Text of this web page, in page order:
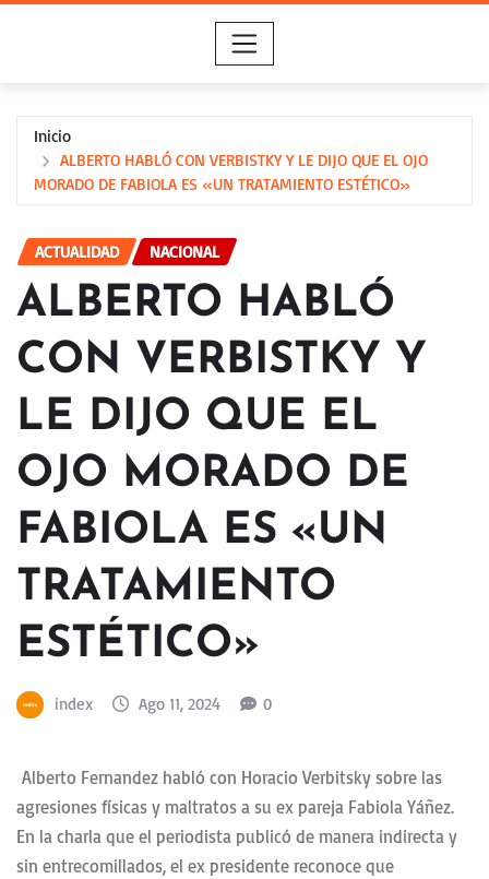
Inicio
ALBERTO HABLÓ CON VERBISTKY Y LE DIJO QUE EL OJO
MORADO DE FABIOLA ES «UN TRATAMIENTO ESTÉTICO»
ACTUALIDAD NACIONAL
ALBERTO HABLÓ
CON VERBISTKY Y
LE DIJO QUE EL
OJO MORADO DE
FABIOLA ES «UN
TRATAMIENTO
ESTÉTICO»
index Ago 11, 2024 0
Alberto Fernandez habló con Horacio Verbitsky sobre las
agresiones físicas y maltratos a su ex pareja Fabiola Yáñez.
En la charla que el periodista publicó de manera indirecta y
sin entrecomillados, el ex presidente reconoce que